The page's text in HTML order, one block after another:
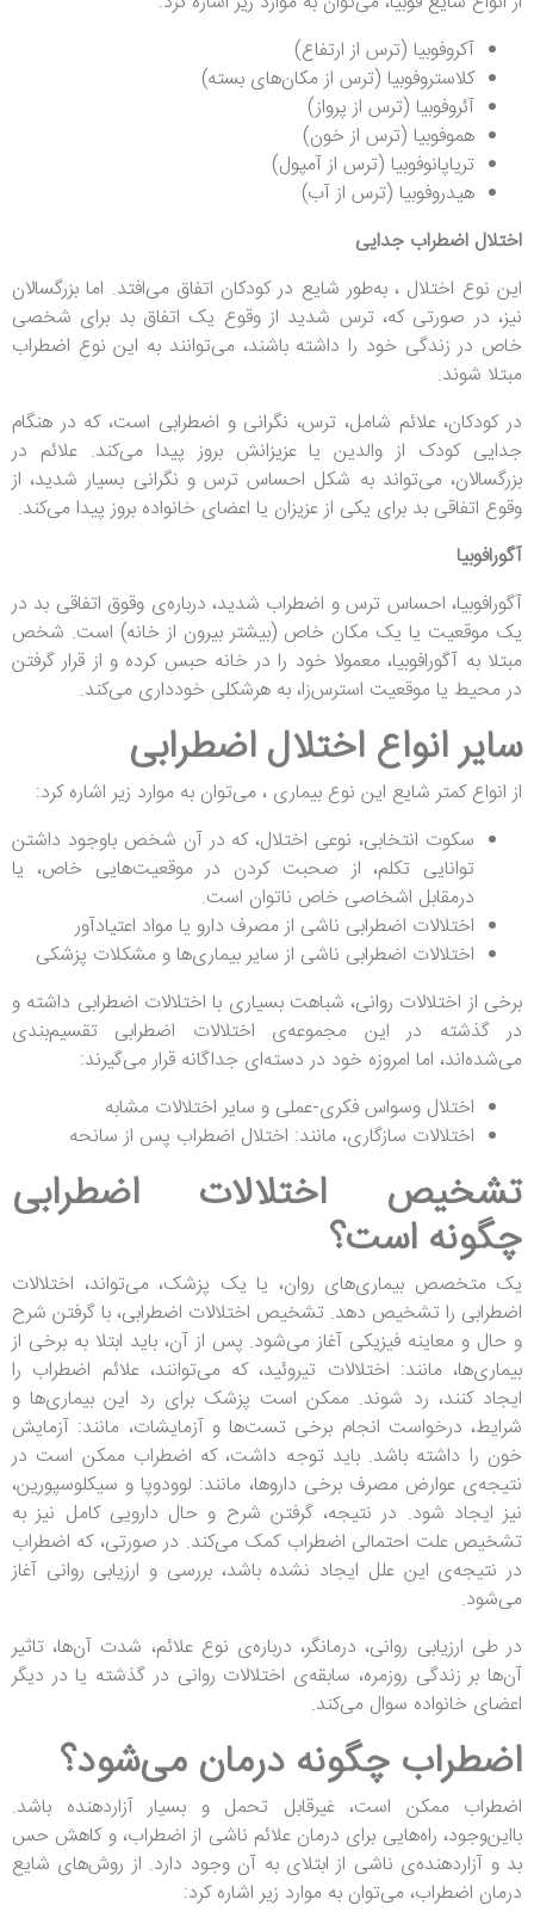
آکروفوبیا (ترس از ارتفاع)
کلاستروفوبیا (ترس از مکان‌های بسته)
آئروفوبیا (ترس از پرواز)
هموفوبیا (ترس از خون)
تریاپانوفوبیا (ترس از آمپول)
هیدروفوبیا (ترس از آب)
اختلال اضطراب جدایی
این نوع اختلال ، به‌طور شایع در کودکان اتفاق می‌افتد. اما بزرگسالان
نیز، در صورتی که، ترس شدید از وقوع یک اتفاق بد برای شخصی
خاص در زندگی خود را داشته باشند، می‌توانند به این نوع اضطراب
مبتلا شوند.
در کودکان، علائم شامل، ترس، نگرانی و اضطرابی است، که در هنگام
جدایی کودک از والدین یا عزیزانش بروز پیدا می‌کند. علائم در
بزرگسالان، می‌تواند به شکل احساس ترس و نگرانی بسیار شدید، از
وقوع اتفاقی بد برای یکی از عزیزان یا اعضای خانواده بروز پیدا می‌کند.
آگورافوبیا
آگورافوبیا، احساس ترس و اضطراب شدید، درباره‌ی وقوق اتفاقی بد در
یک موقعیت یا یک مکان خاص (بیشتر بیرون از خانه) است. شخص
مبتلا به آگورافوبیا، معمولا خود را در خانه حبس کرده و از قرار گرفتن
در محیط یا موقعیت استرس‌زا، به هرشکلی خودداری می‌کند.
سایر انواع اختلال اضطرابی
از انواع کمتر شایع این نوع بیماری ، می‌توان به موارد زیر اشاره کرد:
سکوت انتخابی، نوعی اختلال، که در آن شخص باوجود داشتن
توانایی تکلم، از صحبت کردن در موقعیت‌هایی خاص، یا
درمقابل اشخاصی خاص ناتوان است.
اختلالات اضطرابی ناشی از مصرف دارو یا مواد اعتیادآور
اختلالات اضطرابی ناشی از سایر بیماری‌ها و مشکلات پزشکی
برخی از اختلالات روانی، شباهت بسیاری با اختلالات اضطرابی داشته و
در گذشته در این مجموعه‌ی اختلالات اضطرابی تقسیم‌بندی
می‌شده‌اند، اما امروزه خود در دسته‌ای جداگانه قرار می‌گیرند:
اختلال وسواس فکری-عملی و سایر اختلالات مشابه
اختلالات سازگاری، مانند: اختلال اضطراب پس از سانحه
تشخیص اختلالات اضطرابی
چگونه است؟
یک متخصص بیماری‌های روان، یا یک پزشک، می‌تواند، اختلالات
اضطرابی را تشخیص دهد. تشخیص اختلالات اضطرابی، با گرفتن شرح
و حال و معاینه فیزیکی آغاز می‌شود. پس از آن، باید ابتلا به برخی از
بیماری‌ها، مانند: اختلالات تیروئید، که می‌توانند، علائم اضطراب را
ایجاد کنند، رد شوند. ممکن است پزشک برای رد این بیماری‌ها و
شرایط، درخواست انجام برخی تست‌ها و آزمایشات، مانند: آزمایش
خون را داشته باشد. باید توجه داشت، که اضطراب ممکن است در
نتیجه‌ی عوارض مصرف برخی داروها، مانند: لوودوپا و سیکلوسپورین،
نیز ایجاد شود. در نتیجه، گرفتن شرح و حال دارویی کامل نیز به
تشخیص علت احتمالی اضطراب کمک می‌کند. در صورتی، که اضطراب
در نتیجه‌ی این علل ایجاد نشده باشد، بررسی و ارزیابی روانی آغاز
می‌شود.
در طی ارزیابی روانی، درمانگر، درباره‌ی نوع علائم، شدت آن‌ها، تاثیر
آن‌ها بر زندگی روزمره، سابقه‌ی اختلالات روانی در گذشته یا در دیگر
اعضای خانواده سوال می‌کند.
اضطراب چگونه درمان می‌شود؟
اضطراب ممکن است، غیرقابل تحمل و بسیار آزاردهنده باشد.
بااین‌وجود، راه‌هایی برای درمان علائم ناشی از اضطراب، و کاهش حس
بد و آزاردهنده‌ی ناشی از ابتلای به آن وجود دارد. از روش‌های شایع
درمان اضطراب، می‌توان به موارد زیر اشاره کرد: